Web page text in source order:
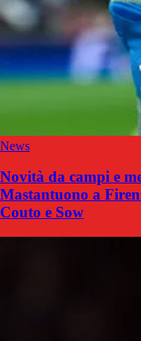
News
Novità da campi e
Mastantuono a
Couto e Sow